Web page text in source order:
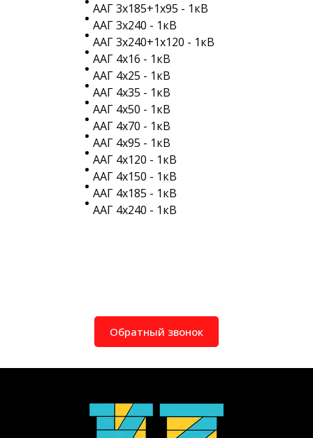
ААГ 3х185+1х95 - 1кВ
ААГ 3х240 - 1кВ
ААГ 3х240+1х120 - 1кВ
ААГ 4х16 - 1кВ
ААГ 4х25 - 1кВ
ААГ 4х35 - 1кВ
ААГ 4х50 - 1кВ
ААГ 4х70 - 1кВ
ААГ 4х95 - 1кВ
ААГ 4х120 - 1кВ
ААГ 4х150 - 1кВ
ААГ 4х185 - 1кВ
ААГ 4х240 - 1кВ
Обратный звонок